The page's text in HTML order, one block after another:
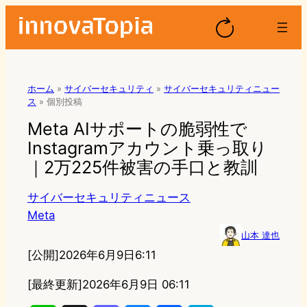
ホーム » サイバーセキュリティ » サイバーセキュリティニュー
ス » 個別投稿
Meta AIサポートの脆弱性で
Instagramアカウント乗っ取り
｜2万225件被害の手口と教訓
サイバーセキュリティニュース
Meta
山本 達也
[公開]2026年6月9日6:11
[最終更新]2026年6月9日 06:11